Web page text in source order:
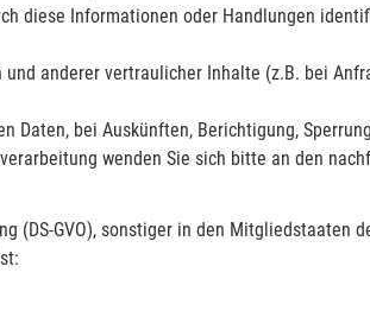
diese Informationen oder Handlungen
anderer vertraulicher Inhalte (z.B. bei
Daten, bei Auskünften, Berichtigung,
wenden Sie sich bitte an den
(DS-GVO), sonstiger in den Mitgliedstaaten